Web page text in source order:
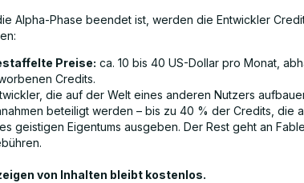
Alpha-Phase beendet ist, werden die Entwickler
Preise: ca. 10 bis 40 US-Dollar pro Monat,
Credits.
die auf der Welt eines anderen Nutzers
beteiligt werden – bis zu 40 % der Credits, die
geistigen Eigentums ausgeben. Der Rest geht an
von Inhalten bleibt kostenlos.